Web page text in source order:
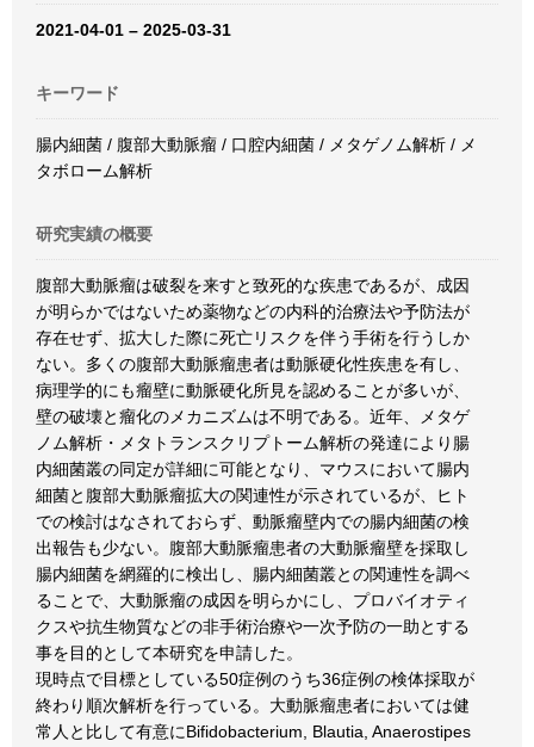
2021-04-01 – 2025-03-31
キーワード
腸内細菌 / 腹部大動脈瘤 / 口腔内細菌 / メタゲノム解析 / メ
タボローム解析
研究実績の概要
腹部大動脈瘤は破裂を来すと致死的な疾患であるが、成因
が明らかではないため薬物などの内科的治療法や予防法が
存在せず、拡大した際に死亡リスクを伴う手術を行うしか
ない。多くの腹部大動脈瘤患者は動脈硬化性疾患を有し、
病理学的にも瘤壁に動脈硬化所見を認めることが多いが、
壁の破壊と瘤化のメカニズムは不明である。近年、メタゲ
ノム解析・メタトランスクリプトーム解析の発達により腸
内細菌叢の同定が詳細に可能となり、マウスにおいて腸内
細菌と腹部大動脈瘤拡大の関連性が示されているが、ヒト
での検討はなされておらず、動脈瘤壁内での腸内細菌の検
出報告も少ない。腹部大動脈瘤患者の大動脈瘤壁を採取し
腸内細菌を網羅的に検出し、腸内細菌叢との関連性を調べ
ることで、大動脈瘤の成因を明らかにし、プロバイオティ
クスや抗生物質などの非手術治療や一次予防の一助とする
事を目的として本研究を申請した。
現時点で目標としている50症例のうち36症例の検体採取が
終わり順次解析を行っている。大動脈瘤患者においては健
常人と比して有意にBifidobacterium, Blautia, Anaerostipes